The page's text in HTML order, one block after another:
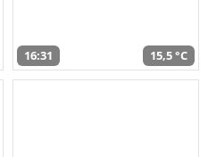
16:31 15,5 °C